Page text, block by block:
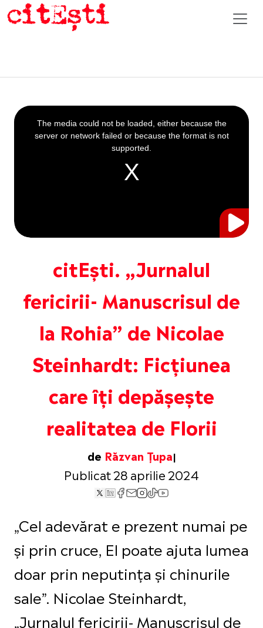
citEști. „Jurnalul
fericirii- Manuscrisul de
la Rohia” de Nicolae
Steinhardt: Ficțiunea
care îți depășește
realitatea de Florii
de Răzvan Țupa
Publicat 28 aprilie 2024
This
is
a
The media could not be loaded, either because the
server or network failed or because the format is not
supported.
„Cel adevărat e prezent numai pe
și prin cruce, El poate ajuta lumea
doar prin neputința și chinurile
sale”. Nicolae Steinhardt,
„Jurnalul fericirii- Manuscrisul de